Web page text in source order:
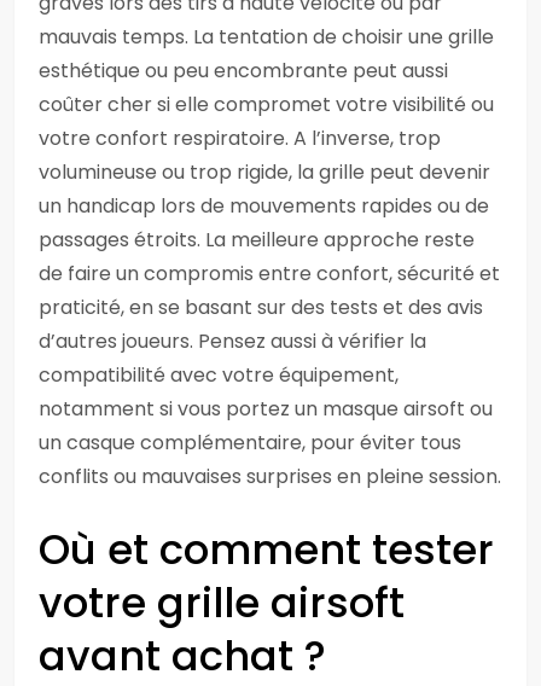
mauvais temps. La tentation de choisir une grille
esthétique ou peu encombrante peut aussi
coûter cher si elle compromet votre visibilité ou
votre confort respiratoire. A l’inverse, trop
volumineuse ou trop rigide, la grille peut devenir
un handicap lors de mouvements rapides ou de
passages étroits. La meilleure approche reste
de faire un compromis entre confort, sécurité et
praticité, en se basant sur des tests et des avis
d’autres joueurs. Pensez aussi à vérifier la
compatibilité avec votre équipement,
notamment si vous portez un masque airsoft ou
un casque complémentaire, pour éviter tous
conflits ou mauvaises surprises en pleine session.
Où et comment tester
votre grille airsoft
avant achat ?